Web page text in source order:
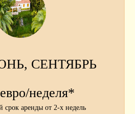
СЕНТЯБРЬ
евро/неделя*
аренды от 2-х недель